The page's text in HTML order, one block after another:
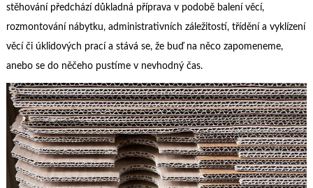
stěhování předchází důkladná příprava v podobě balení věcí,
rozmontování nábytku, administrativních záležitostí, třídění a vyklízení
věcí či úklidových prací a stává se, že buď na něco zapomeneme,
anebo se do něčeho pustíme v nevhodný čas.